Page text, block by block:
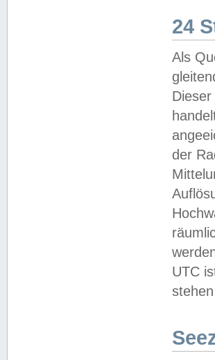
24
Als
der
UTC